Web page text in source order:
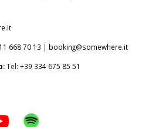
668 70 13 | booking@somewhere.it
:Tel: +39 334 675 85 51